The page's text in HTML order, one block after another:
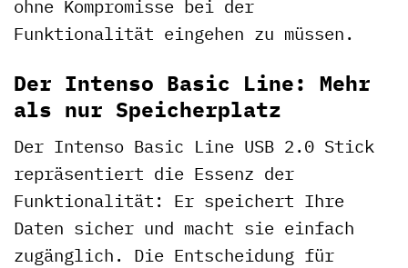
ohne Kompromisse bei der
Funktionalität eingehen zu müssen.
Der Intenso Basic Line: Mehr
als nur Speicherplatz
Der Intenso Basic Line USB 2.0 Stick
repräsentiert die Essenz der
Funktionalität: Er speichert Ihre
Daten sicher und macht sie einfach
zugänglich. Die Entscheidung für